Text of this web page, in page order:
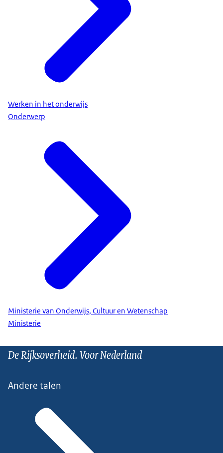
Werken in het onderwijs
Onderwerp
Ministerie van Onderwijs, Cultuur en Wetenschap
Ministerie
De Rijksoverheid. Voor Nederland
Andere talen